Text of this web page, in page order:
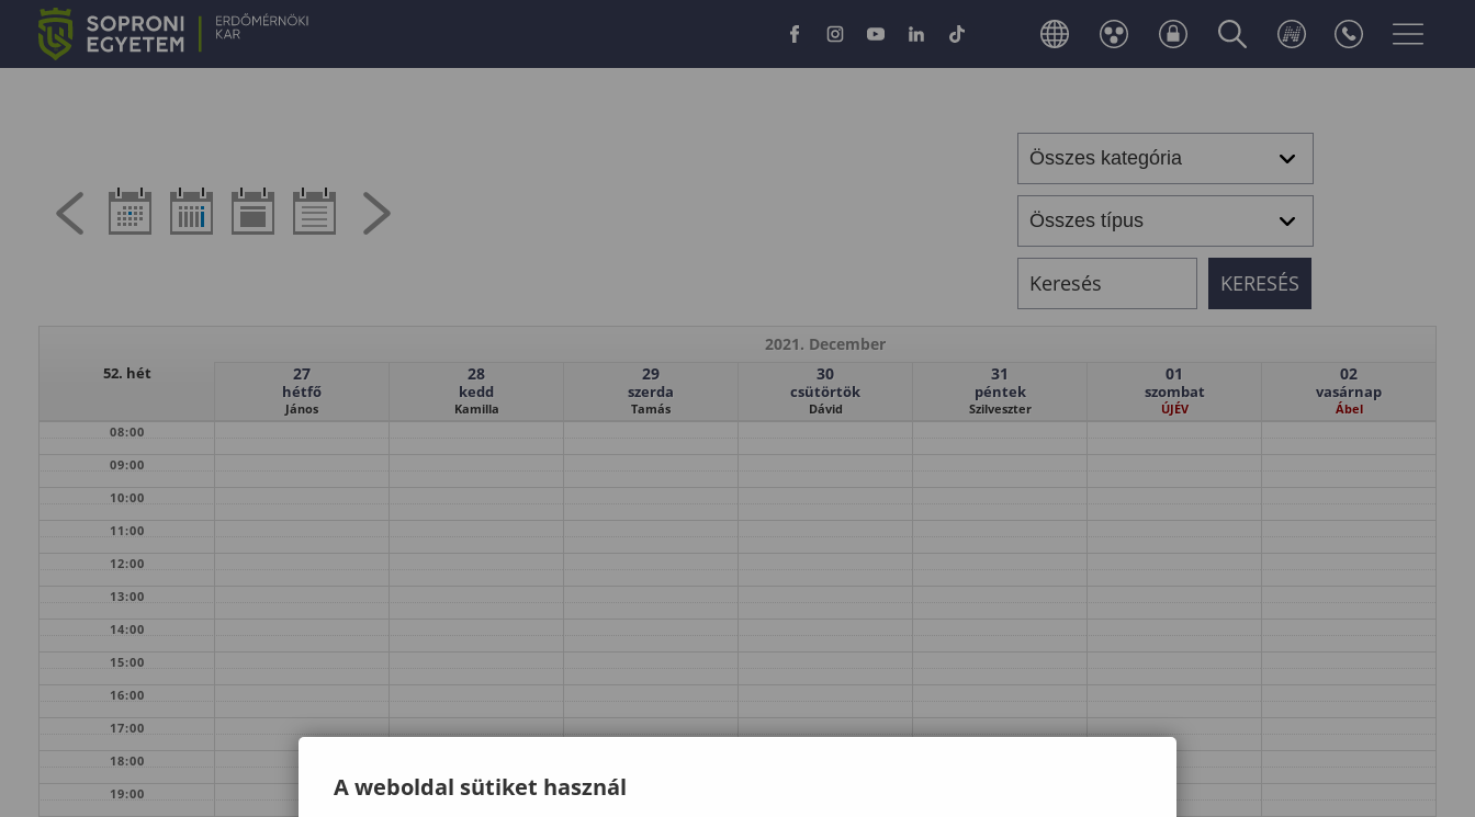
52. hét
2021. December
27
hétfő
János
28
kedd
Kamilla
29
szerda
Tamás
30
csütörtök
Dávid
31
péntek
Szilveszter
01
szombat
ÚJÉV
02
vasárnap
Ábel
08:00
09:00
10:00
11:00
12:00
13:00
14:00
15:00
16:00
17:00
18:00
19:00
A weboldal sütiket használ